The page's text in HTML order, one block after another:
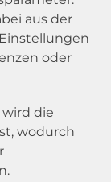
aus der
oder
die
wodurch